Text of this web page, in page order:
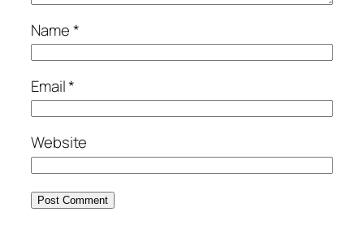
Name*
Email*
Website